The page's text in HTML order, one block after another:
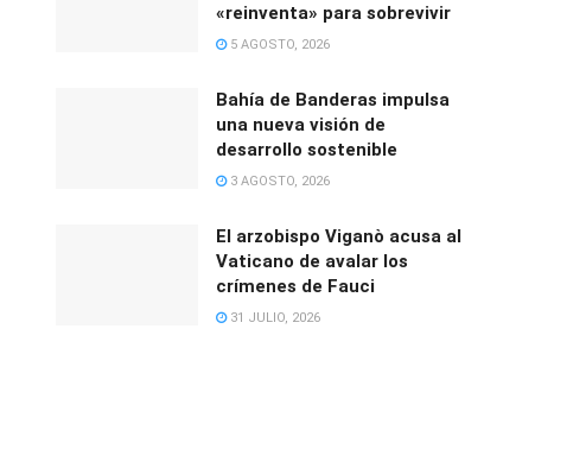
«reinventa» para sobrevivir
5 AGOSTO, 2026
Bahía de Banderas impulsa
una nueva visión de
desarrollo sostenible
3 AGOSTO, 2026
El arzobispo Viganò acusa al
Vaticano de avalar los
crímenes de Fauci
31 JULIO, 2026